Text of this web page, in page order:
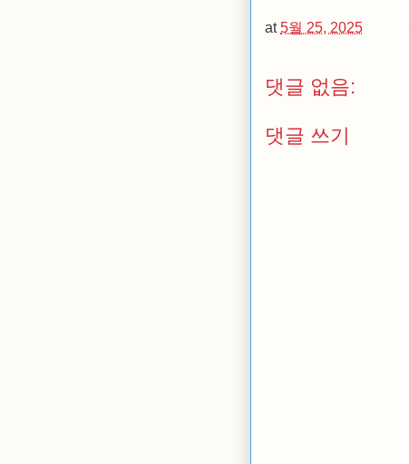
at5월 25, 2025
댓글 없음:
댓글 쓰기